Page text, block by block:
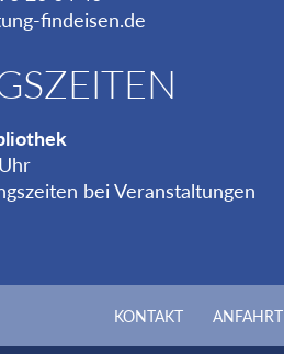
findeisen.de
bei Veranstaltungen
KONTAKT ANFAHRT